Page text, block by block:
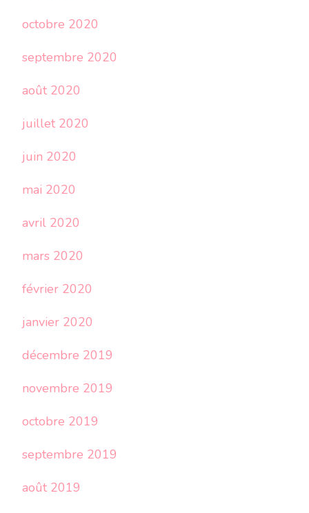
octobre 2020
septembre 2020
août 2020
juillet 2020
juin 2020
mai 2020
avril 2020
mars 2020
février 2020
janvier 2020
décembre 2019
novembre 2019
octobre 2019
septembre 2019
août 2019